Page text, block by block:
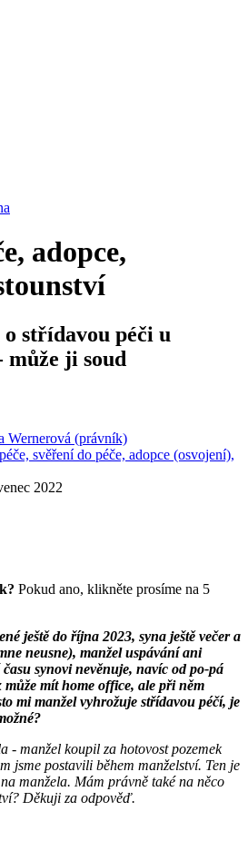
adopce,
střídavou péči u
může ji soud
Wernerová (právník)
svěření do péče, adopce (osvojení),
2022
Pokud ano, klikněte prosíme na 5
ještě do října 2023, syna ještě večer a
neusne), manžel uspávání ani
synovi nevěnuje, navíc od po-pá
mít home office, ale při něm
mi manžel vyhrožuje střídavou péčí, je
- manžel koupil za hotovost pozemek
jsme postavili během manželství. Ten je
manžela. Mám právně také na něco
Děkuji za odpověď.